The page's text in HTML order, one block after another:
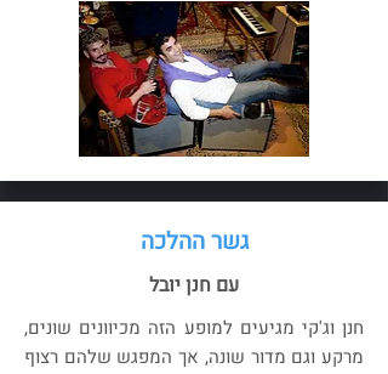
גשר ההלכה
עם חנן יובל
חנן וג'קי מגיעים למופע הזה מכיוונים שונים,
מרקע וגם מדור שונה, אך המפגש שלהם רצוף